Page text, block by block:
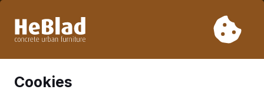
Woche 33 nicht. Bitte berücksichtigen Sie daher längere
Cookies